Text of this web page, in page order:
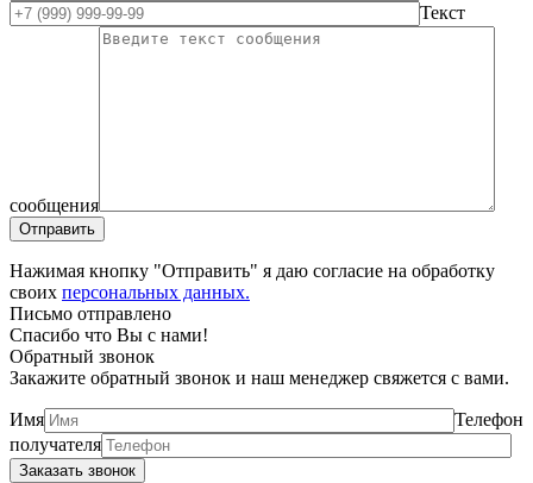
Текст
сообщения
Нажимая кнопку "Отправить" я даю согласие на обработку
своих персональных данных.
Письмо отправлено
Спасибо что Вы с нами!
Обратный звонок
Закажите обратный звонок и наш менеджер свяжется с вами.
Имя
Телефон
получателя